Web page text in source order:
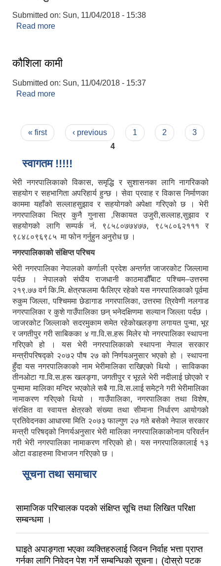
Submitted on: Sun, 11/04/2018 - 15:38
Read more
कौशिला कामी
Submitted on: Sun, 11/04/2018 - 15:37
Read more
Pages
« first ‹ previous 1 2
3
4
स्वागतम !!!!!
भेरी नगरपालिकाको विकास, समृद्धि र सुशासनका लागि नागरिकको
सहयोग र सहभागिता अपरिहार्य हुन्छ । सेवा प्रवाह र विकास निर्माणका
काममा यहाँको सल्लाहसुझाव र सहयोगको अपेक्षा गरिएको छ । भेरी
नगरपालिका भित्र कुनै गुनासा ,सिकायत उजुरी,सल्लाह,सुझाव र
सहयोगको लागि सम्पर्क नं. ९८५८०७७४७७, ९८५८०६२१११ र
९८४८०९६९८५ मा फोन गर्नुहुन अनुरोध छ ।
नगरपालिकाको संक्षिप्त परिचय
भेरी नगरपालिका नेपालको कर्णाली प्रदेश अन्तर्गत जाजरकोट जिल्लामा
पर्दछ । नेपालको संघीय राजधानी काठमाडौँबाट पश्चिम–उत्तरमा
२१९.७७ वर्ग कि.मि. क्षेत्रफलमा फैलिएर रहेको यस नगरपालिकाको पूर्वमा
रुकुम जिल्ला, पश्चिममा छेडागाड नगरपालिका, उत्तरमा त्रिवेणी नलगाड
नगरपालिका र कुशे गाउँपालिका छन् भनेदक्षिणमा सल्यान जिल्ला पर्दछ ।
जाजरकोट जिल्लाको सदरमुकाम समेत रहेकोखलङ्गा लगायत पुन्मा, भूर
र जगतीपुर गरी साबिकका ४ गा.वि.स.हरू मिलेर यो नगरपालिका स्थापना
गरिएको हो । यस भेरी नगरपालिकाको स्थापना नेपाल सरकार
मन्त्रीपरिषद्को २०७२ पौष २७ को निर्णयअनुसार भएको हो । स्थापना
हुँदा यस नगरपालिकाको नाम भेरीमालिका राखिएको थियो । साविकका
तीनओटा गा.वि.स.हरू खलङ्गा, जगतीपुर र भूरले भेरी नदीलाई छोएको र
पुन्मामा मालिका मन्दिर भएकोले सबै गा.वि.स.लाई समेट्ने गरी भेरीमालिका
नामाकरण गरिएको थियो । गाउँपालिका, नगरपालिका तथा विशेष,
संरक्षित वा स्वायत्त क्षेत्रको संख्या तथा सीमाना निर्धारण आयोगको
प्रतिवेदनका आधारमा मिति २०७३ फाल्गुण २७ गते बसेको नेपाल सरकार
मन्त्री परिषद्को निणर्यअनुसार भेरी मालिका नगरपालिकाकोनाम परिवर्तन
गरी भेरी नगरपालिका नामाकरण गरिएको हो। यस नगरपालिकालाई १३
ओटा वडाहरुमा विभाजन गरिएको छ ।
सूचना तथा समाचार
सामाजिक परिचालक पदको संक्षिप्त सूचि तथा लिखित परिक्षा
सम्बन्धमा ।
घाइते अपाङ्गता भएका व्यक्तिहरुलाई जिवन निर्वाह भत्ता प्राप्त
गर्नका लागि निवेदन पेश गर्ने सम्बन्धिको सूचना। (दोस्रो पटक